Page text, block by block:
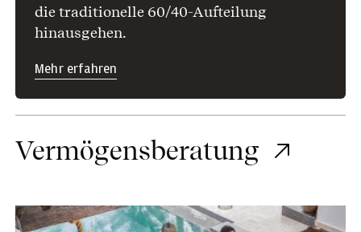
die traditionelle 60/40-Aufteilung
hinausgehen.
Mehr erfahren
Vermögensberatung